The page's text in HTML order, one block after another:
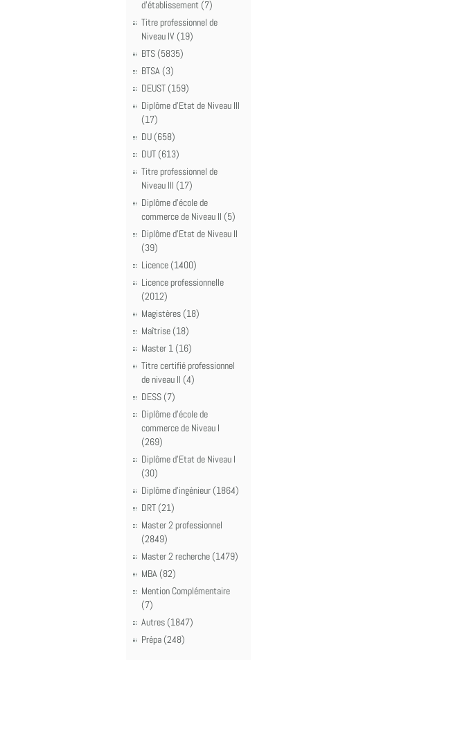
d'établissement (7)
Titre professionnel de
Niveau IV (19)
BTS (5835)
BTSA (3)
DEUST (159)
Diplôme d'Etat de Niveau III
(17)
DU (658)
DUT (613)
Titre professionnel de
Niveau III (17)
Diplôme d'école de
commerce de Niveau II (5)
Diplôme d'Etat de Niveau II
(39)
Licence (1400)
Licence professionnelle
(2012)
Magistères (18)
Maîtrise (18)
Master 1 (16)
Titre certifié professionnel
de niveau II (4)
DESS (7)
Diplôme d'école de
commerce de Niveau I
(269)
Diplôme d'Etat de Niveau I
(30)
Diplôme d'ingénieur (1864)
DRT (21)
Master 2 professionnel
(2849)
Master 2 recherche (1479)
MBA (82)
Mention Complémentaire
(7)
Autres (1847)
Prépa (248)